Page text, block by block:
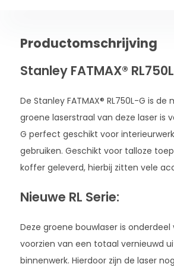
Productomschrijving
Stanley FATMAX®
De Stanley FATMAX® RL750L-G is
groene laserstraal van deze laser is
G perfect geschikt voor
gebruiken. Geschikt voor talloze
koffer geleverd, hierbij zitten vele
Nieuwe RL Serie:
Deze groene bouwlaser is onderdeel
voorzien van een totaal vernieuwd
binnenwerk. Hierdoor zijn de laser